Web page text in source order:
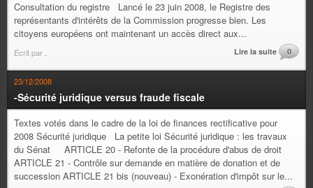
Consultation du registre Lancé le 23 juin 2008, le Registre des
représentants d'intérêts de la Commission progresse bien. Les
citoyens européens ont maintenant un accès direct aux...
Écrit par Lire la suite 0
23/12/2008
-Sécurité juridique versus fraude fiscale
Textes votés dans le cadre de la loi de finances rectificative pour
2008 Sécurité juridique La petite loi Sécurité juridique : les travaux
du Sénat ARTICLE 20 - Refonte de la procédure d'abus de droit
ARTICLE 21 - Contrôle sur demande en matière de donation et de
succession ARTICLE 21 bis (nouveau) - Exonération d'impôt sur le...